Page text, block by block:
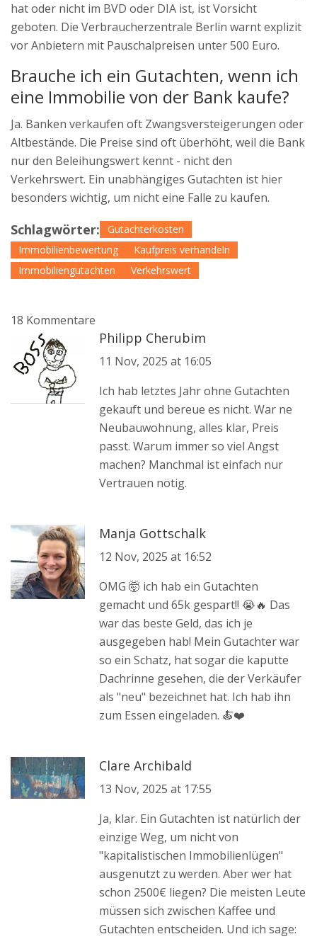
hat oder nicht im BVD oder DIA ist, ist Vorsicht
geboten. Die Verbraucherzentrale Berlin warnt explizit
vor Anbietern mit Pauschalpreisen unter 500 Euro.
Brauche ich ein Gutachten, wenn ich
eine Immobilie von der Bank kaufe?
Ja. Banken verkaufen oft Zwangsversteigerungen oder
Altbestände. Die Preise sind oft überhöht, weil die Bank
nur den Beleihungswert kennt - nicht den
Verkehrswert. Ein unabhängiges Gutachten ist hier
besonders wichtig, um nicht eine Falle zu kaufen.
Schlagwörter:
Gutachterkosten
Immobilienbewertung
Kaufpreis verhandeln
Immobiliengutachten
Verkehrswert
18 Kommentare
Philipp Cherubim
11 Nov, 2025 at 16:05
Ich hab letztes Jahr ohne Gutachten
gekauft und bereue es nicht. War ne
Neubauwohnung, alles klar, Preis
passt. Warum immer so viel Angst
machen? Manchmal ist einfach nur
Vertrauen nötig.
Manja Gottschalk
12 Nov, 2025 at 16:52
OMG 🤯 ich hab ein Gutachten
gemacht und 65k gespart!! 😭🔥 Das
war das beste Geld, das ich je
ausgegeben hab! Mein Gutachter war
so ein Schatz, hat sogar die kaputte
Dachrinne gesehen, die der Verkäufer
als "neu" bezeichnet hat. Ich hab ihn
zum Essen eingeladen. 🍝❤️
Clare Archibald
13 Nov, 2025 at 17:55
Ja, klar. Ein Gutachten ist natürlich der
einzige Weg, um nicht von
"kapitalistischen Immobilienlügen"
ausgenutzt zu werden. Aber wer hat
schon 2500€ liegen? Die meisten Leute
müssen sich zwischen Kaffee und
Gutachten entscheiden. Und ich sage: